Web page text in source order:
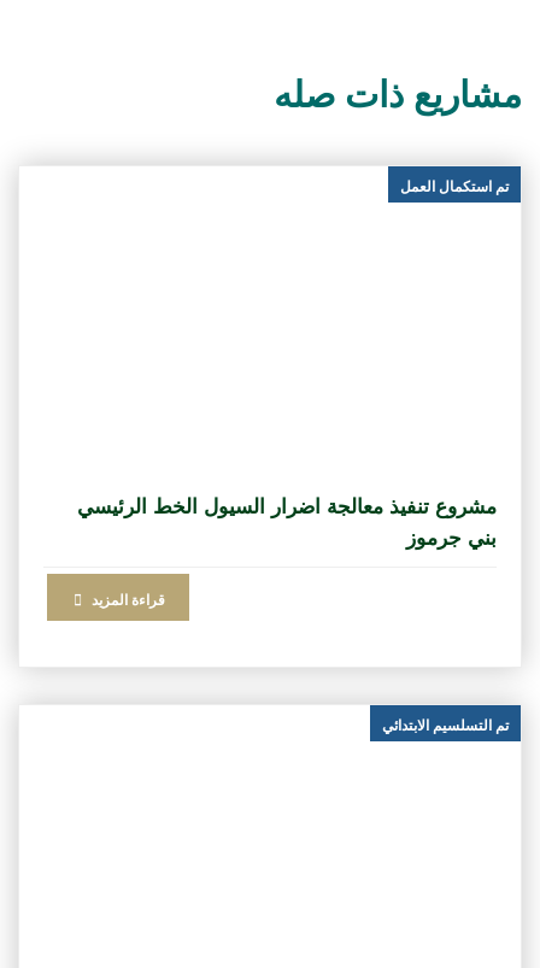
مشاريع ذات صله
تم استكمال العمل
مشروع تنفيذ معالجة اضرار السيول الخط الرئيسي
بني جرموز
قراءة المزيد
تم التسلسيم الابتدائي